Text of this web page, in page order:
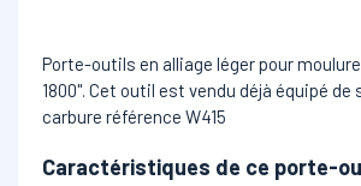
Porte-outils en alliage léger pour
1800". Cet outil est vendu déjà équipé
carbure référence W415
Caractéristiques de ce porte-